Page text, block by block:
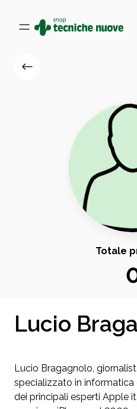
Totale
Lucio
Lucio Bragagnolo,
specializzato in
dei principali esperti Apple